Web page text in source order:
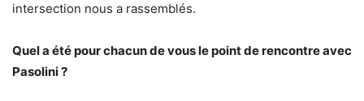
intersection nous a rassemblés.
Quel a été pour chacun de vous le point de rencontre avec
Pasolini ?